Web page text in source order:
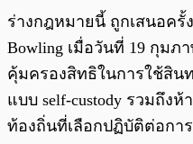
ร่างกฎหมายนี้ ถูกเสนอครั้
Bowling เมื่อวันที่ 19 กุม
คุ้มครองสิทธิในการใช้สิน
แบบ self-custody รวมถึง
ท้องถิ่นที่เลือกปฏิบัติต่อกา